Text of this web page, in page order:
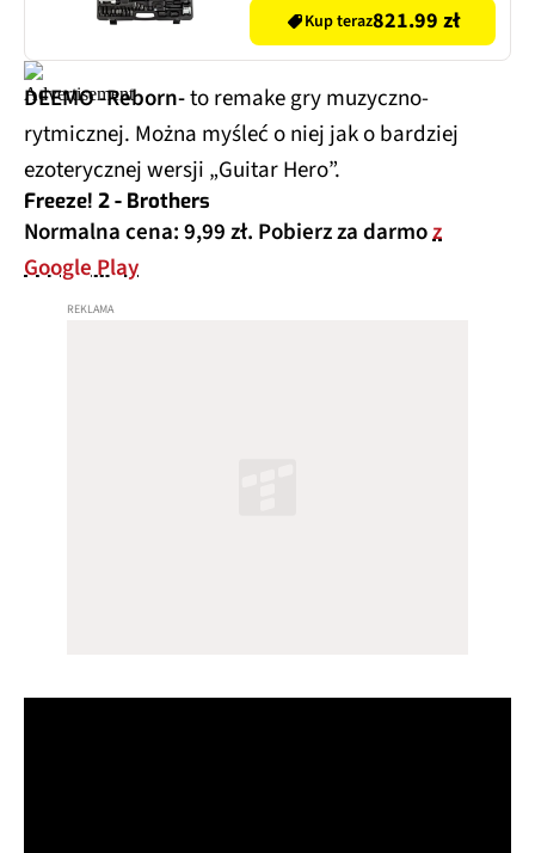
Kup teraz821.99 zł
DEEMO -Reborn-to remake gry muzyczno-
rytmicznej. Można myśleć o niej jak o bardziej
ezoterycznej wersji „Guitar Hero”.
Freeze! 2 - Brothers
Normalna cena: 9,99 zł. Pobierz za darmoz
Google Play